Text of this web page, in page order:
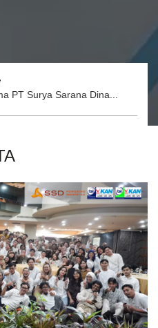
PT Surya Sarana Dina...